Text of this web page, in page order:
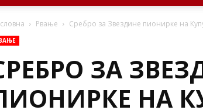
Рвање Сребро за Звездине пионирке на
ЗА
НА